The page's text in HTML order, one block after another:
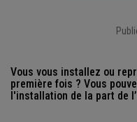
Vous vous installez ou
première fois ? Vous
l'installation de la part de